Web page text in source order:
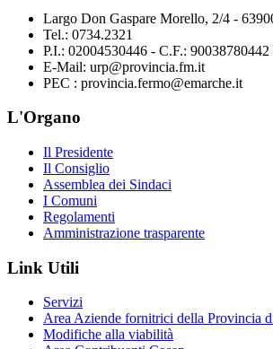
Largo Don Gaspare Morello, 2/4 -
Tel.: 0734.2321
P.I.: 02004530446 - C.F.: 90038780442
E-Mail: urp@provincia.fm.it
PEC : provincia.fermo@emarche.it
L'Organo
Il Presidente
Il Consiglio
Assemblea dei Sindaci
I Comuni
Regolamenti
Amministrazione trasparente
Link Utili
Servizi
Area Aziende fornitrici della Provincia
Modifiche alla viabilità